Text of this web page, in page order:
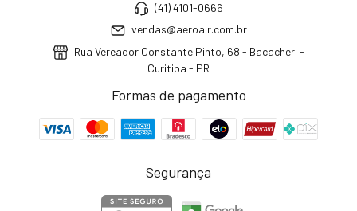
(41) 4101-0666
vendas@aeroair.com.br
Rua Vereador Constante Pinto, 68 - Bacacheri -
Curitiba - PR
Formas de pagamento
Segurança